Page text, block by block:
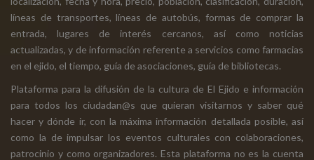
líneas de transportes, líneas de autobús, formas de comprar la
entrada, lugares de interés cercanos, así como noticias
actualizadas, y de información referente a servicios como farmacias
en el ejido, el tiempo, guía de asociaciones, guía de bibliotecas.
Plataforma para la difusión de la cultura de El Ejido e información
para todos los ciudadan@s que quieran visitarnos y saber qué
hacer y dónde ir, con la máxima información detallada posible, así
como la de impulsar los eventos culturales con colaboraciones,
patrocinio y como organizadores. Esta plataforma no es la cuenta